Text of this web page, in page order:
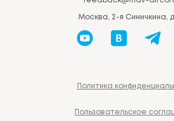
Москва, 2-я Синичкина,
Политика
Пользовательское